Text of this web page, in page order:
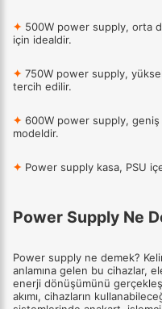
✦ 500W power supply, orta
için idealdir.
✦ 750W power supply,
tercih edilir.
✦ 600W power supply, geniş
modeldir.
✦ Power supply kasa, PSU
Power Supply Ne
Power supply ne demek?
anlamına gelen bu cihazlar,
enerji dönüşümünü
akımı, cihazların